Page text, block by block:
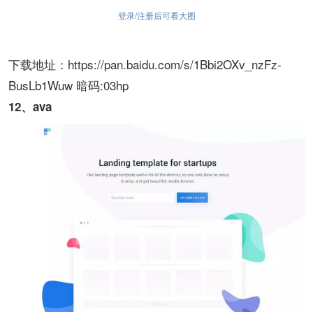
登录/注册后可看大图
下载地址：https://pan.baidu.com/s/1Bbi2OXv_nzFz-
BusLb1Wuw 暗码:03hp
12、ava